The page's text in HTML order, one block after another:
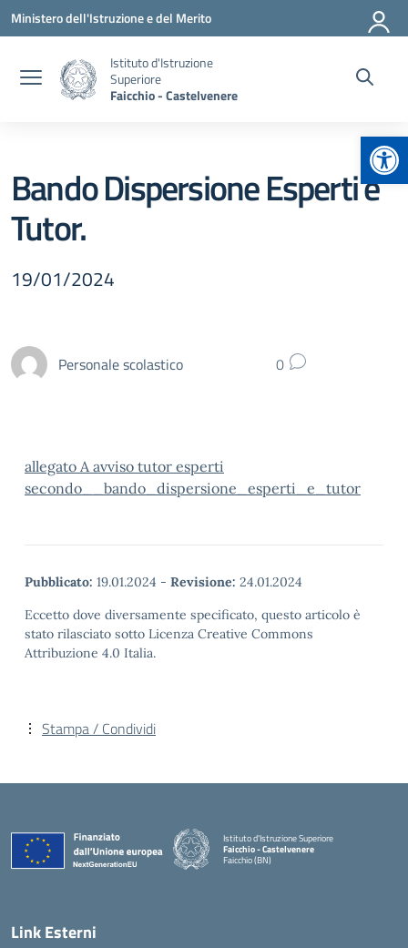
Vai ai contenuti
Vai al menu di navigazione
Vai al footer
Ministero dell'Istruzione e del Merito
Istituto d'Istruzione
Superiore
Faicchio - Castelvenere
Bando Dispersione Esperti e
Tutor.
19/01/2024
Personale scolastico 0
allegato A avviso tutor esperti
secondo__bando_dispersione_esperti_e_tutor
Pubblicato: 19.01.2024 - Revisione: 24.01.2024
Eccetto dove diversamente specificato, questo articolo è
stato rilasciato sotto Licenza Creative Commons
Attribuzione 4.0 Italia.
Stampa / Condividi
Istituto d'Istruzione Superiore
Faicchio - Castelvenere
Faicchio (BN)
Link Esterni